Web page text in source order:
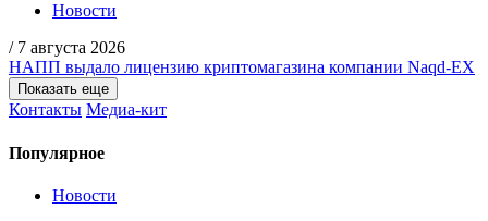
Новости
/ 7 августа 2026
НАПП выдало лицензию криптомагазина компании Naqd-EX
Показать еще
Контакты Медиа-кит
Популярное
Новости